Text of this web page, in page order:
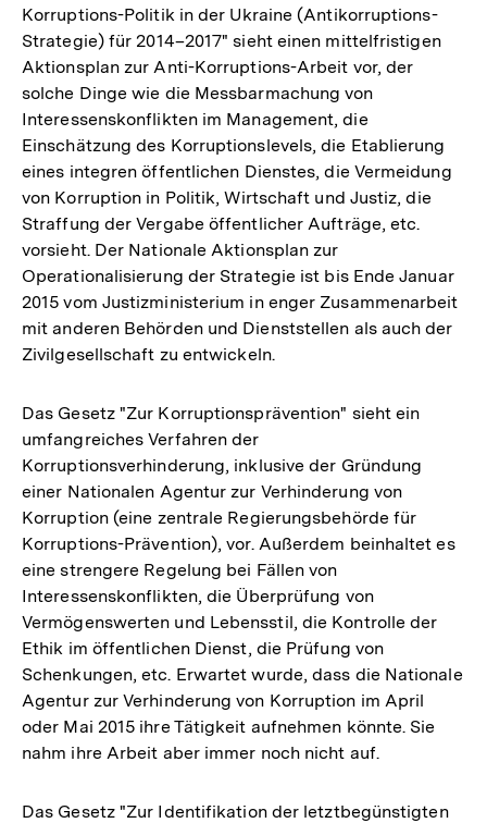
Korruptions-Politik in der Ukraine (Antikorruptions-
Strategie) für 2014–2017" sieht einen mittelfristigen
Aktionsplan zur Anti-Korruptions-Arbeit vor, der
solche Dinge wie die Messbarmachung von
Interessenskonflikten im Management, die
Einschätzung des Korruptionslevels, die Etablierung
eines integren öffentlichen Dienstes, die Vermeidung
von Korruption in Politik, Wirtschaft und Justiz, die
Straffung der Vergabe öffentlicher Aufträge, etc.
vorsieht. Der Nationale Aktionsplan zur
Operationalisierung der Strategie ist bis Ende Januar
2015 vom Justizministerium in enger Zusammenarbeit
mit anderen Behörden und Dienststellen als auch der
Zivilgesellschaft zu entwickeln.
Das Gesetz "Zur Korruptionsprävention" sieht ein
umfangreiches Verfahren der
Korruptionsverhinderung, inklusive der Gründung
einer Nationalen Agentur zur Verhinderung von
Korruption (eine zentrale Regierungsbehörde für
Korruptions-Prävention), vor. Außerdem beinhaltet es
eine strengere Regelung bei Fällen von
Interessenskonflikten, die Überprüfung von
Vermögenswerten und Lebensstil, die Kontrolle der
Ethik im öffentlichen Dienst, die Prüfung von
Schenkungen, etc. Erwartet wurde, dass die Nationale
Agentur zur Verhinderung von Korruption im April
oder Mai 2015 ihre Tätigkeit aufnehmen könnte. Sie
nahm ihre Arbeit aber immer noch nicht auf.
Das Gesetz "Zur Identifikation der letztbegünstigten